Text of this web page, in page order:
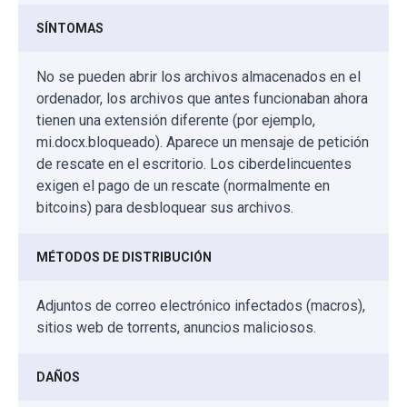
SÍNTOMAS
No se pueden abrir los archivos almacenados en el
ordenador, los archivos que antes funcionaban ahora
tienen una extensión diferente (por ejemplo,
mi.docx.bloqueado). Aparece un mensaje de petición
de rescate en el escritorio. Los ciberdelincuentes
exigen el pago de un rescate (normalmente en
bitcoins) para desbloquear sus archivos.
MÉTODOS DE DISTRIBUCIÓN
Adjuntos de correo electrónico infectados (macros),
sitios web de torrents, anuncios maliciosos.
DAÑOS